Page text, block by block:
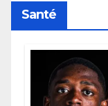
Santé